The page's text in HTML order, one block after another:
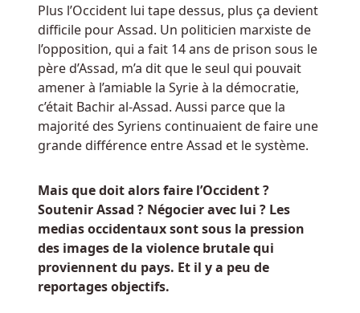
dépôt
avec
dépôt
minimum
bonus
bienvenue
jusqu'à
100
Plus l’Occident lui tape dessus, plus ça devient
difficile pour Assad. Un politicien marxiste de
l’opposition, qui a fait 14 ans de prison sous le
père d’Assad, m’a dit que le seul qui pouvait
amener à l’amiable la Syrie à la démocratie,
c’était Bachir al-Assad. Aussi parce que la
majorité des Syriens continuaient de faire une
grande différence entre Assad et le système.
Mais que doit alors faire l’Occident ?
Soutenir Assad ? Négocier avec lui ? Les
medias occidentaux sont sous la pression
des images de la violence brutale qui
proviennent du pays. Et il y a peu de
reportages objectifs.